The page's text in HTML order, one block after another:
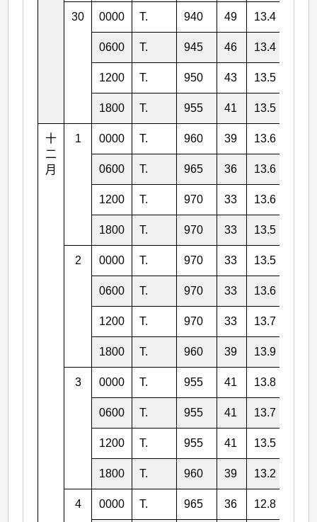
30 0000 T. 940 49 13.4
0600 T. 945 46 13.4
1200 T. 950 43 13.5
1800 T. 955 41 13.5
十
二
月
1 0000 T. 960 39 13.6
0600 T. 965 36 13.6
1200 T. 970 33 13.6
1800 T. 970 33 13.5
2 0000 T. 970 33 13.5
0600 T. 970 33 13.6
1200 T. 970 33 13.7
1800 T. 960 39 13.9
3 0000 T. 955 41 13.8
0600 T. 955 41 13.7
1200 T. 955 41 13.5
1800 T. 960 39 13.2
4 0000 T. 965 36 12.8